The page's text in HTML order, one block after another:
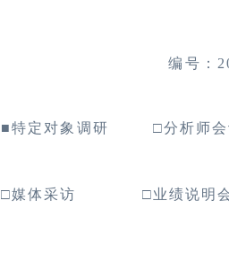
编号：
■特定对象调研 □分析师会
□媒体采访 □业绩说明